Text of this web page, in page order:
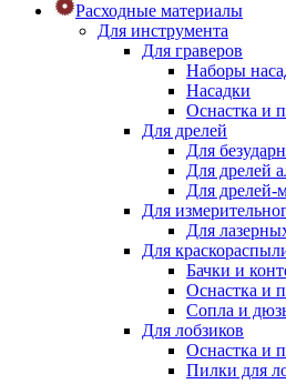
Расходные материалы
Для инструмента
Для граверов
Наборы
Насадки
Оснастка и
Для дрелей
Для
Для дрелей
Для дрелей-
Для
Для
Для
Бачки и
Оснастка и
Сопла и
Для лобзиков
Оснастка и
Пилки для